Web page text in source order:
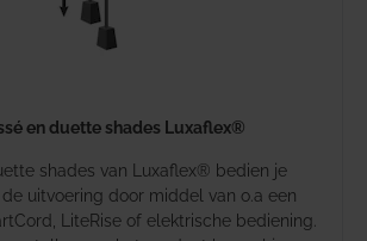
en duette shades Luxaflex®
shades van Luxaflex® bedien je
uitvoering door middel van o.a een
LiteRise of elektrische bediening.